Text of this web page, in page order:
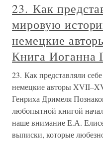
23. Как
мировую
немецкие
Книга Иоганна
23. Как представляли
немецкие авторы
Генриха Дримеля
любопытной книгой
наше внимание Е.А.
выписки, которые